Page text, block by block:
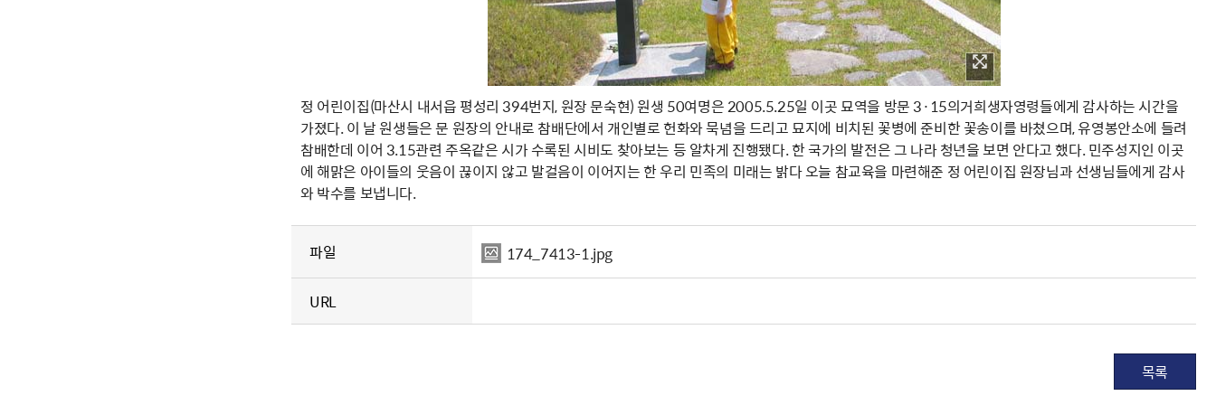
정 어린이집(마산시 내서읍 평성리 394번지, 원장 문숙현) 원생 50여명은 2005.5.25일 이곳 묘역을 방문 3·15의거희생자영령들에게 감사하는 시간을
가졌다. 이 날 원생들은 문 원장의 안내로 참배단에서 개인별로 헌화와 묵념을 드리고 묘지에 비치된 꽃병에 준비한 꽃송이를 바쳤으며, 유영봉안소에 들려
참배한데 이어 3.15관련 주옥같은 시가 수록된 시비도 찾아보는 등 알차게 진행됐다. 한 국가의 발전은 그 나라 청년을 보면 안다고 했다. 민주성지인 이곳
에 해맑은 아이들의 웃음이 끊이지 않고 발걸음이 이어지는 한 우리 민족의 미래는 밝다 오늘 참교육을 마련해준 정 어린이집 원장님과 선생님들에게 감사
와 박수를 보냅니다.
파일 174_7413-1.jpg
URL
목록